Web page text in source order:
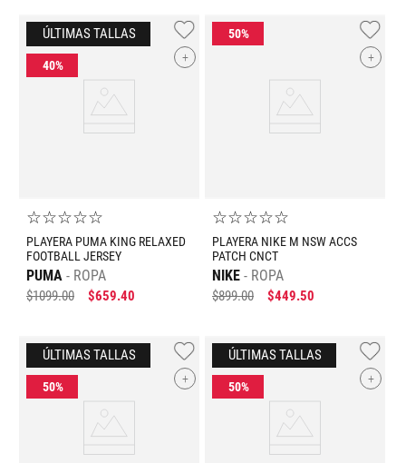
+
☆☆☆☆☆
PLAYERA PUMA KING RELAXED
FOOTBALL JERSEY
PUMA ROPA
$1099.00 $659.40
+
☆☆☆☆☆
PLAYERA NIKE M NSW ACCS
PATCH CNCT
NIKE ROPA
$899.00 $449.50
+ +